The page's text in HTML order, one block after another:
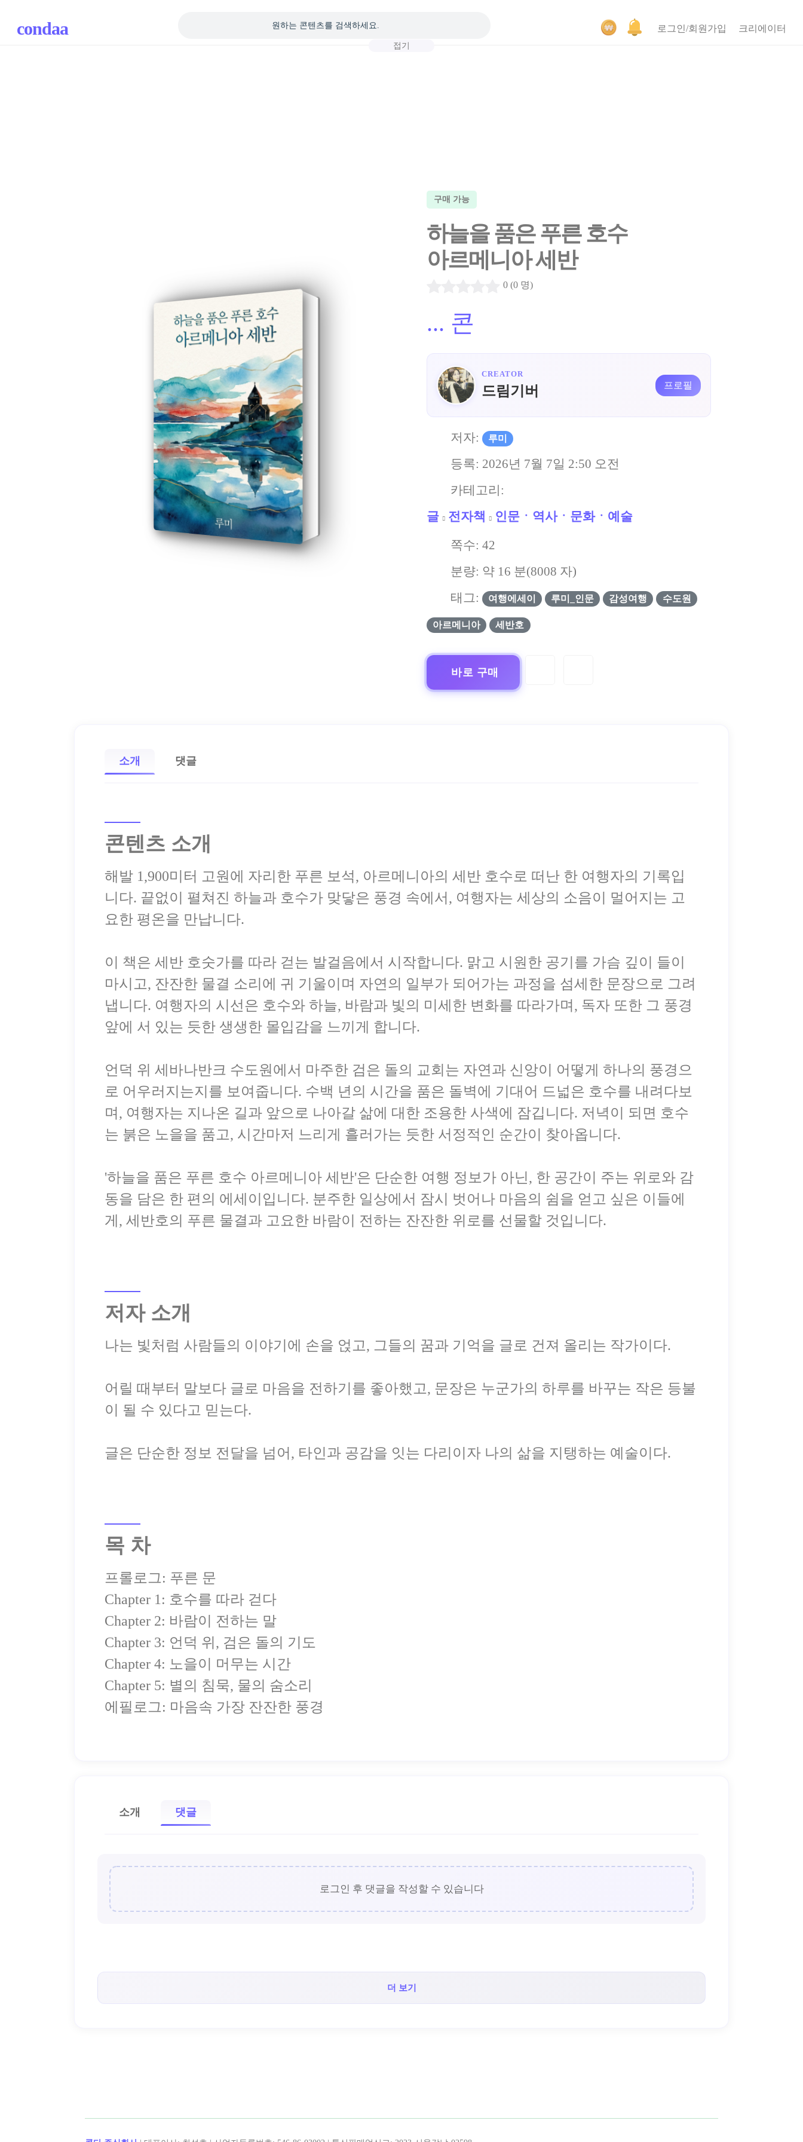
condaa 로그인/회원가입 크리에이터
접기
구매 가능
하늘을 품은 푸른 호수
아르메니아 세반
0 (0 명)
... 콘
CREATOR
드림기버 프로필
저자: 루미
등록: 2026년 7월 7일 2:50 오전
카테고리:
글
전자책 인문ㆍ역사ㆍ문화ㆍ예술
쪽수: 42
분량: 약 16 분(8008 자)
태그:
여행에세이 루미_인문 감성여행 수도원
아르메니아 세반호
바로 구매
소개 댓글
콘텐츠 소개
해발 1,900미터 고원에 자리한 푸른 보석, 아르메니아의 세반 호수로 떠난 한 여행자의 기록입
니다. 끝없이 펼쳐진 하늘과 호수가 맞닿은 풍경 속에서, 여행자는 세상의 소음이 멀어지는 고
요한 평온을 만납니다.
이 책은 세반 호숫가를 따라 걷는 발걸음에서 시작합니다. 맑고 시원한 공기를 가슴 깊이 들이
마시고, 잔잔한 물결 소리에 귀 기울이며 자연의 일부가 되어가는 과정을 섬세한 문장으로 그려
냅니다. 여행자의 시선은 호수와 하늘, 바람과 빛의 미세한 변화를 따라가며, 독자 또한 그 풍경
앞에 서 있는 듯한 생생한 몰입감을 느끼게 합니다.
언덕 위 세바나반크 수도원에서 마주한 검은 돌의 교회는 자연과 신앙이 어떻게 하나의 풍경으
로 어우러지는지를 보여줍니다. 수백 년의 시간을 품은 돌벽에 기대어 드넓은 호수를 내려다보
며, 여행자는 지나온 길과 앞으로 나아갈 삶에 대한 조용한 사색에 잠깁니다. 저녁이 되면 호수
는 붉은 노을을 품고, 시간마저 느리게 흘러가는 듯한 서정적인 순간이 찾아옵니다.
'하늘을 품은 푸른 호수 아르메니아 세반'은 단순한 여행 정보가 아닌, 한 공간이 주는 위로와 감
동을 담은 한 편의 에세이입니다. 분주한 일상에서 잠시 벗어나 마음의 쉼을 얻고 싶은 이들에
저자 소개
나는 빛처럼 사람들의 이야기에 손을 얹고, 그들의 꿈과 기억을 글로 건져 올리는 작가이다.
어릴 때부터 말보다 글로 마음을 전하기를 좋아했고, 문장은 누군가의 하루를 바꾸는 작은 등불
이 될 수 있다고 믿는다.
목 차
프롤로그: 푸른 문
Chapter 1: 호수를 따라 걷다
Chapter 2: 바람이 전하는 말
Chapter 3: 언덕 위, 검은 돌의 기도
Chapter 4: 노을이 머무는 시간
Chapter 5: 별의 침묵, 물의 숨소리
에필로그: 마음속 가장 잔잔한 풍경
소개 댓글
로그인 후 댓글을 작성할 수 있습니다
더 보기